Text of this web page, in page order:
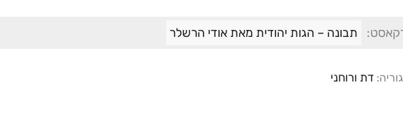
תבונה – הגות יהודית מאת אודי הרשלר
דת ורוחני